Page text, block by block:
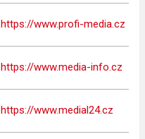
https://www.profi-media.cz
https://www.media-info.cz
https://www.medial24.cz